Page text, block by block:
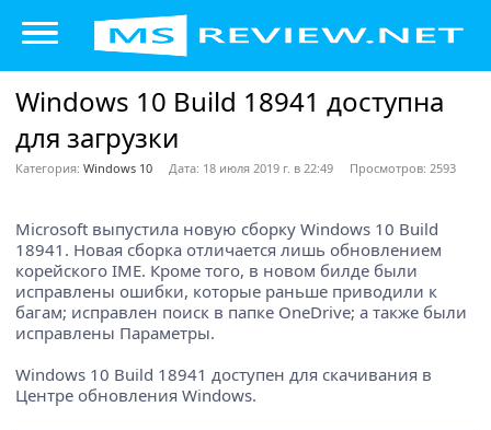
Windows 10 Build 18941 доступна
для загрузки
Категория: Windows 10 Дата: 18 июля 2019 г. в 22:49 Просмотров: 2593
Microsoft выпустила новую сборку Windows 10 Build
18941. Новая сборка отличается лишь обновлением
корейского IME. Кроме того, в новом билде были
исправлены ошибки, которые раньше приводили к
багам; исправлен поиск в папке OneDrive; а также были
исправлены Параметры.
Windows 10 Build 18941 доступен для скачивания в
Центре обновления Windows.